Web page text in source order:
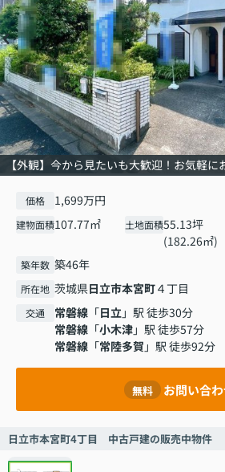
【外観】今から見たいも大歓迎！お気軽
価格 1,699万円
建物面積107.77㎡ 土地面積55.13坪
(182.26㎡)
築年数 築46年
所在地 茨城県日立市本宮町４丁目
交通 常磐線 「日立」駅 徒歩30分
常磐線 「小木津」駅 徒歩57分
常磐線 「常陸多賀 」駅 徒歩92分
無料 お問い合
日立市本宮町4丁目 中古戸建の販売中物件